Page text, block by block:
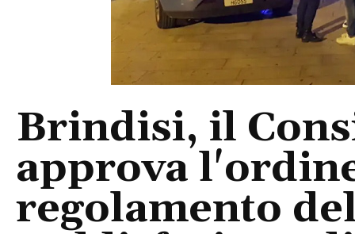
Brindisi, il
approva
regolamento